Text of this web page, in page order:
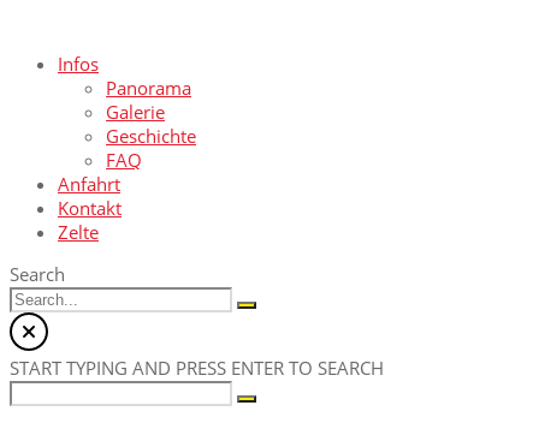
Infos
Panorama
Galerie
Geschichte
FAQ
Anfahrt
Kontakt
Zelte
Search
START TYPING AND PRESS ENTER TO SEARCH